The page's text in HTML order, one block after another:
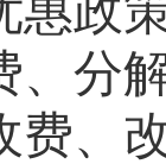
惠政
、分
费、